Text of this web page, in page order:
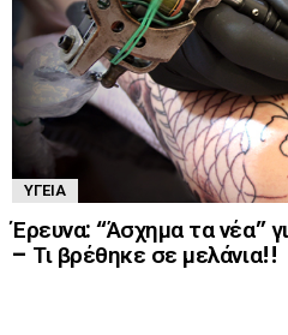
ΥΓΕΊΑ
Έρευνα: “Άσχημα τα νέα”
– Τι βρέθηκε σε μελάνια!!